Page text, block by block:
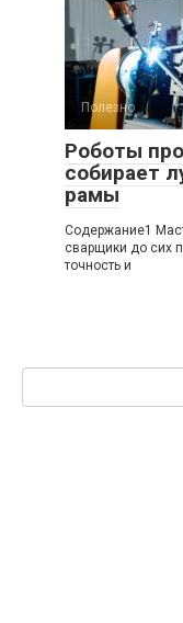
Полезно
Роботы
собирает
рамы
Содержание1
сварщики до сих
точность и